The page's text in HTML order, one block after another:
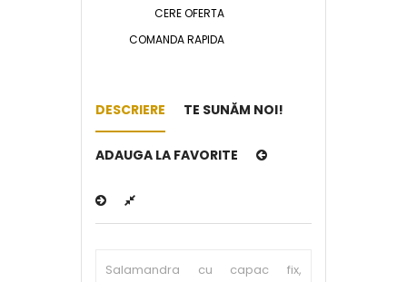
CERE OFERTA
COMANDA RAPIDA
DESCRIERE TE SUNĂM NOI!
ADAUGA LA FAVORITE
Salamandra cu capac fix,